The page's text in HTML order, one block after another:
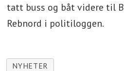
tatt buss og båt videre til
Rebnord i politiloggen.
NYHETER